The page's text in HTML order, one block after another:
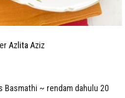
Azlita Aziz
Basmathi ~ rendam dahulu 20